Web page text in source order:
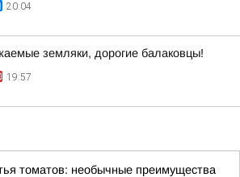
20:04
земляки, дорогие балаковцы!
19:57
томатов: необычные преимущества